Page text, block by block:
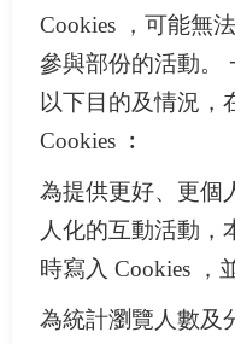
Cookies ，可能無
參與部份的活動。
以下目的及情況，
Cookies ︰
為提供更好、更個
人化的互動活動，
時寫入 Cookies ，
為統計瀏覽人數及